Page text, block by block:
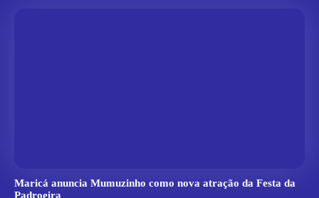
Maricá anuncia Mumuzinho como nova atração da Festa da
Padroeira